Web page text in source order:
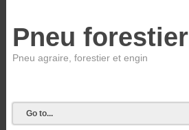
Pneu forestier
Pneu agraire, forestier et engin